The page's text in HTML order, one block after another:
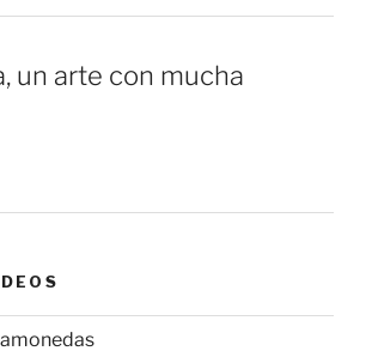
un arte con mucha